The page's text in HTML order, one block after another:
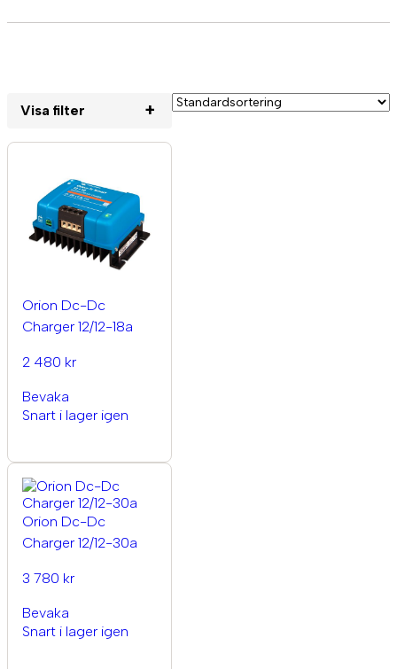
Visa filter +
Victron
Orion Dc-Dc
Charger 12/12-18a
2 480 kr
Bevaka
Snart i lager igen
Orion Dc-Dc
Charger 12/12-30a
3 780 kr
Bevaka
Snart i lager igen